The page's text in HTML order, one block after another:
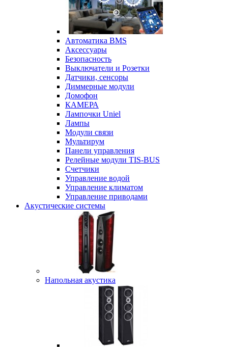
Автоматика BMS
Аксессуары
Безопасность
Выключатели и Розетки
Датчики, сенсоры
Диммерные модули
Домофон
КАМЕРА
Лампочки Uniel
Лампы
Модули связи
Мультирум
Панели управления
Релейные модули TIS-BUS
Счетчики
Управление водой
Управление климатом
Управление приводами
Акустические системы
Напольная акустика